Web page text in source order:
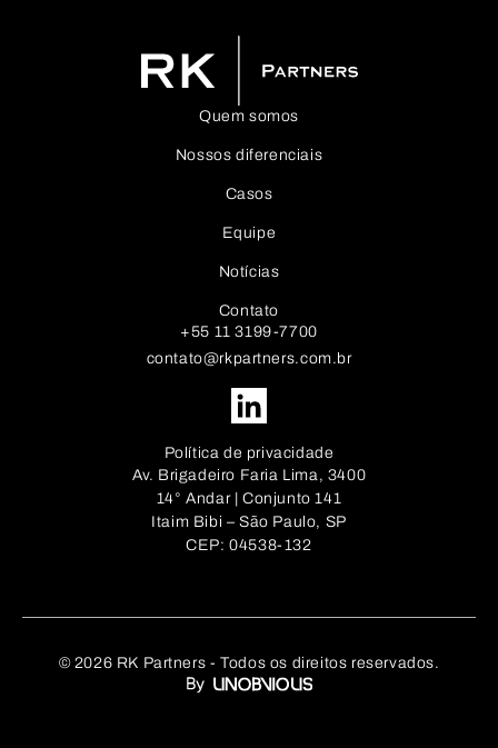
Quem somos
Nossos diferenciais
Casos
Equipe
Notícias
Contato
+55 11 3199-7700
contato@rkpartners.com.br
Política de privacidade
Av. Brigadeiro Faria Lima, 3400
14° Andar | Conjunto 141
Itaim Bibi – São Paulo, SP
CEP: 04538-132
© 2026 RK Partners - Todos os direitos reservados.